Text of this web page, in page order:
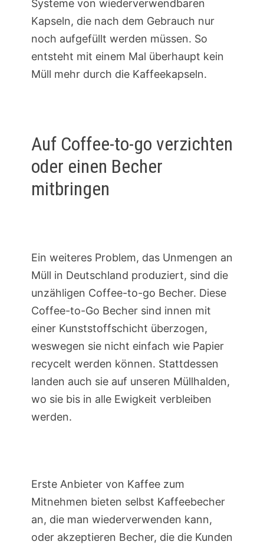
Systeme von wiederverwendbaren
Kapseln, die nach dem Gebrauch nur
noch aufgefüllt werden müssen. So
entsteht mit einem Mal überhaupt kein
Müll mehr durch die Kaffeekapseln.
Auf Coffee-to-go verzichten
oder einen Becher
mitbringen
Ein weiteres Problem, das Unmengen an
Müll in Deutschland produziert, sind die
unzähligen Coffee-to-go Becher. Diese
Coffee-to-Go Becher sind innen mit
einer Kunststoffschicht überzogen,
weswegen sie nicht einfach wie Papier
recycelt werden können. Stattdessen
landen auch sie auf unseren Müllhalden,
wo sie bis in alle Ewigkeit verbleiben
werden.
Erste Anbieter von Kaffee zum
Mitnehmen bieten selbst Kaffeebecher
an, die man wiederverwenden kann,
oder akzeptieren Becher, die die Kunden